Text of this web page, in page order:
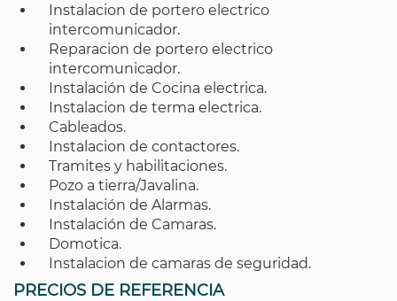
Instalacion de portero electrico
intercomunicador.
Reparacion de portero electrico
intercomunicador.
Instalación de Cocina electrica.
Instalacion de terma electrica.
Cableados.
Instalacion de contactores.
Tramites y habilitaciones.
Pozo a tierra/Javalina.
Instalación de Alarmas.
Instalación de Camaras.
Domotica.
Instalacion de camaras de seguridad.
PRECIOS DE REFERENCIA